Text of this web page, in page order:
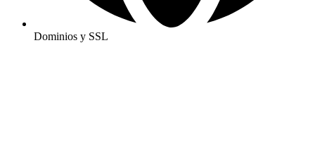
Dominios y SSL